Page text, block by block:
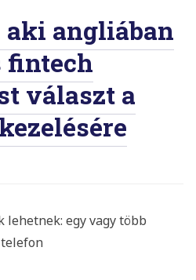
angliában
fintech
választ a